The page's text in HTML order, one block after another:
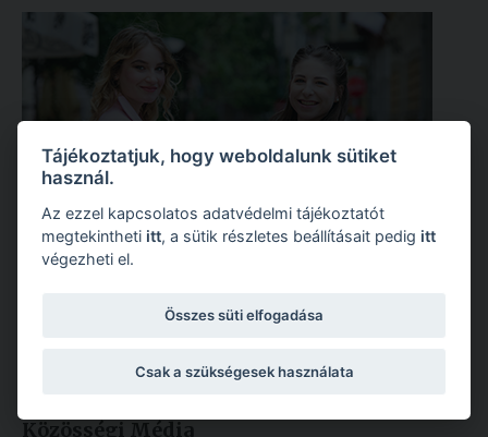
Közösségi Média
Tájékoztatjuk, hogy weboldalunk sütiket
használ.
Az ezzel kapcsolatos adatvédelmi tájékoztatót
megtekintheti itt, a sütik részletes beállításait pedig itt
végezheti el.
Összes süti elfogadása
Csak a szükségesek használata